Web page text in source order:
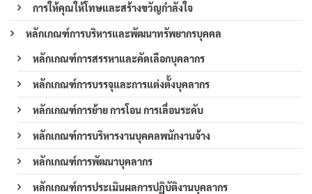
การให้คุณให้โทษและสร้างขวัญกำลังใจ
หลักเกณฑ์การบริหารและพัฒนาทรัพยากรบุคคล
หลักเกณฑ์การสรรหาและคัดเลือกบุคลากร
หลักเกณฑ์การบรรจุและการแต่งตั้งบุคลากร
หลักเกณฑ์การย้าย การโอน การเลื่อนระดับ
หลักเกณฑ์การบริหารงานบุคคลพนักงานจ้าง
หลักเกณฑ์การพัฒนาบุคลากร
หลักเกณฑ์การประเมินผลการปฏิบัติงานบุคลากร